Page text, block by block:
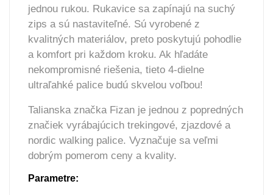
jednou rukou. Rukavice sa zapínajú na suchý
zips a sú nastaviteľné. Sú vyrobené z
kvalitných materiálov, preto poskytujú pohodlie
a komfort pri každom kroku. Ak hľadáte
nekompromisné riešenia, tieto 4-dielne
ultraľahké palice budú skvelou voľbou!
Talianska značka Fizan je jednou z popredných
značiek vyrábajúcich trekingové, zjazdové a
nordic walking palice. Vyznačuje sa veľmi
dobrým pomerom ceny a kvality.
Parametre: